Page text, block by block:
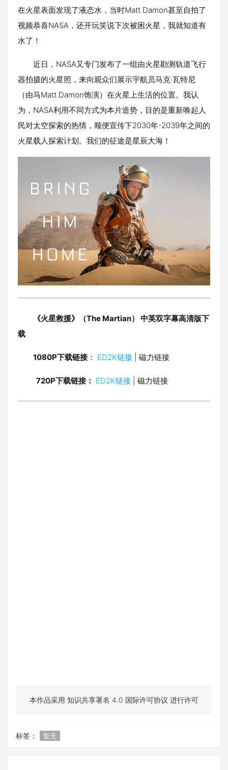
在火星表面发现了液态水，当时Matt Damon甚至自拍了
视频恭喜NASA，还开玩笑说下次被困火星，我就知道有
水了！
近日，NASA又专门发布了一组由火星勘测轨道飞行
器拍摄的火星照，来向观众们展示宇航员马克·瓦特尼
（由马Matt Damon饰演）在火星上生活的位置。我认
为，NASA利用不同方式为本片造势，目的是重新唤起人
民对太空探索的热情，顺便宣传下2030年-2039年之间的
火星载人探索计划。我们的征途是星辰大海！
《火星救援》（The Martian） 中英双字幕高清版下
载
1080P下载链接： ED2K链接 | 磁力链接
720P下载链接： ED2K链接 | 磁力链接
本作品采用 知识共享署名 4.0 国际许可协议 进行许可
标签： 暂无